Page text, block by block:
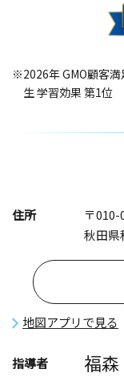
※2026年 GMO顧客
生 学習効果 第1位
住所
〒
秋田県
地図アプリで見る
指導者 福森